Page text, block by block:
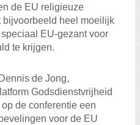
de EU religieuze
bijvoorbeeld heel moeilijk
EU-gezant voor
te krijgen.
de Jong,
Godsdienstvrijheid
de conferentie een
voor de EU